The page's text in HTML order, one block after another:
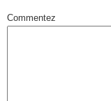
Commentez